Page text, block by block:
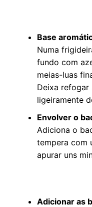
Base
Numa
fundo com
meias-luas
Deixa
ligeiramente
Envolver o
Adiciona o
tempera com
apurar uns
Adicionar as